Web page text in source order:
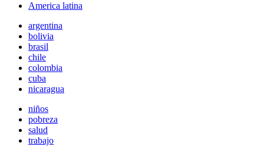
America latina
argentina
bolivia
brasil
chile
colombia
cuba
nicaragua
niños
pobreza
salud
trabajo